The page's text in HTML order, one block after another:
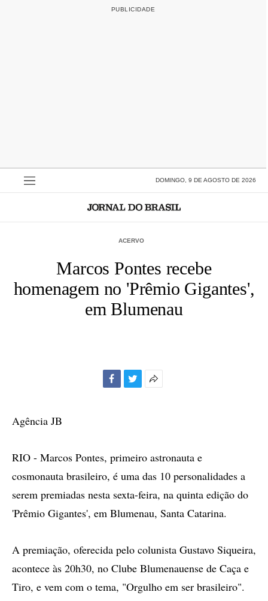
DOMINGO, 9 DE AGOSTO DE 2026
ACERVO
Marcos Pontes recebe
homenagem no 'Prêmio Gigantes',
em Blumenau
Agência JB
RIO - Marcos Pontes, primeiro astronauta e
cosmonauta brasileiro, é uma das 10 personalidades a
serem premiadas nesta sexta-feira, na quinta edição do
'Prêmio Gigantes', em Blumenau, Santa Catarina.
A premiação, oferecida pelo colunista Gustavo Siqueira,
acontece às 20h30, no Clube Blumenauense de Caça e
Tiro, e vem com o tema, "Orgulho em ser brasileiro".